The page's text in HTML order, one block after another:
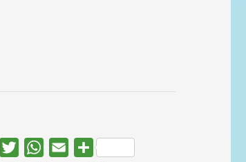
FacebookTwitterWhatsApp
Email Share